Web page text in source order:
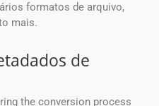
formatos de arquivo,
mais.
de
the conversion process